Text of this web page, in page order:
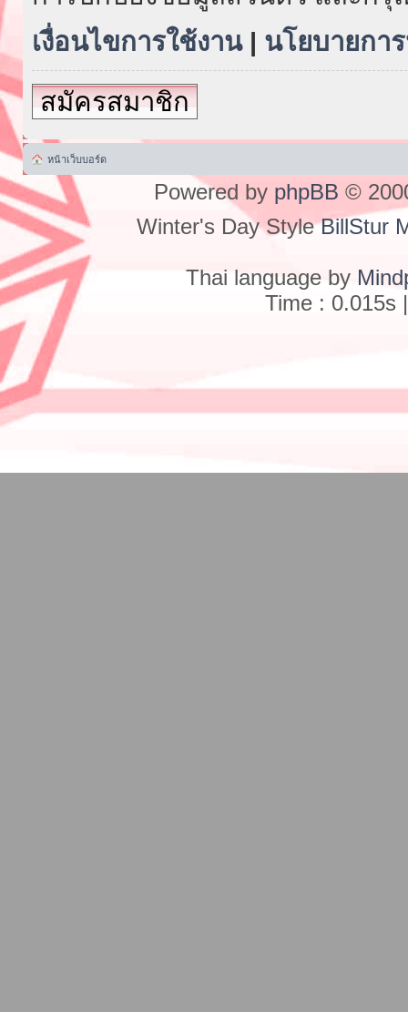
เงื่อนไขการใช้งาน| นโยบายกา
สมัครสมาชิก
หน้าเว็บบอร์ด
Powered by phpBB ©
Winter's Day StyleBillStur
Thai language by
Time : 0.015s